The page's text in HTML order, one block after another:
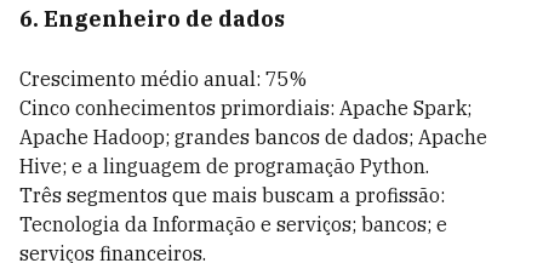
6. Engenheiro de dados
Crescimento médio anual: 75%
Cinco conhecimentos primordiais: Apache Spark;
Apache Hadoop; grandes bancos de dados; Apache
Hive; e a linguagem de programação Python.
Três segmentos que mais buscam a profissão:
Tecnologia da Informação e serviços; bancos; e
serviços financeiros.